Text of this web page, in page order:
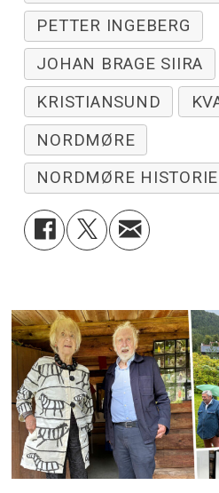
PETTER INGEBERG
JOHAN BRAGE SIIRA
KRISTIANSUND
NORDMØRE
NORDMØRE